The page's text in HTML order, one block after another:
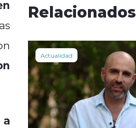
Relacionados
Actualidad